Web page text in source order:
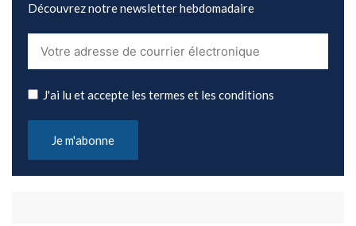
Découvrez notre newsletter hebdomadaire
J'ai lu et accepte les termes et les conditions